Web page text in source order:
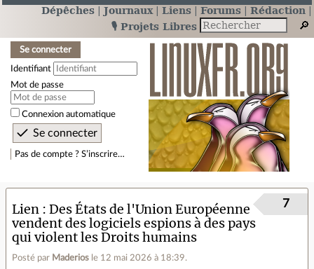
Dépêches Journaux Liens Forums
Rédaction
🎙️ Projets Libres
Se connecter
Identifiant
Mot de passe
Connexion automatique
Pas de compte ? S’inscrire…
Lien
Des États de l'Union Européenne
vendent des logiciels espions à des pays
qui violent les Droits humains
Posté par Maderios le 12 mai 2026 à 18:39.
7